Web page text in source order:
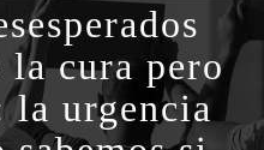
la cura pero
la urgencia